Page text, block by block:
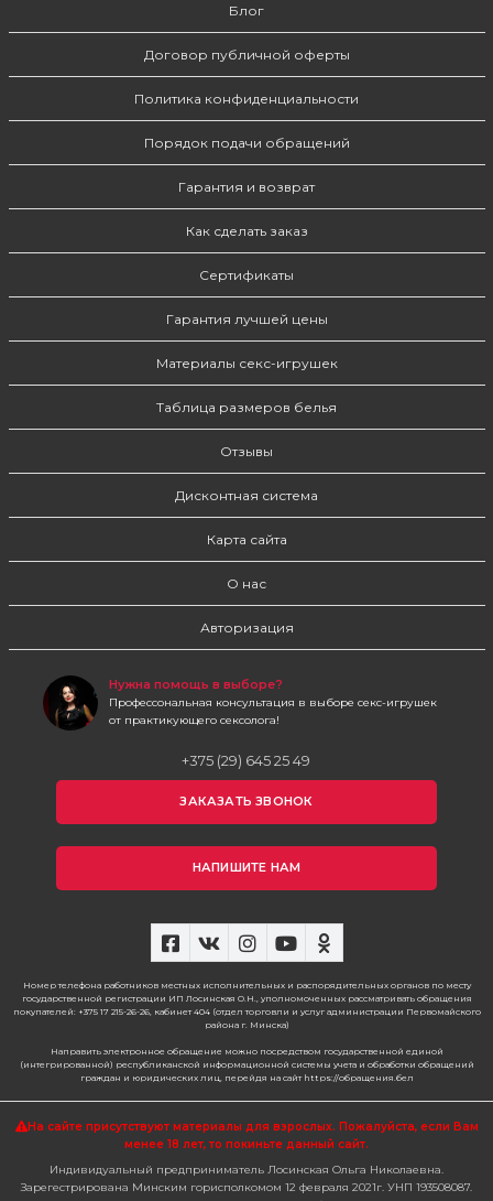
Блог
Договор публичной оферты
Политика конфиденциальности
Порядок подачи обращений
Гарантия и возврат
Как сделать заказ
Сертификаты
Гарантия лучшей цены
Материалы секс-игрушек
Таблица размеров белья
Отзывы
Дисконтная система
Карта сайта
О нас
Авторизация
Нужна помощь в выборе?
Профессональная консультация в выборе секс-игрушек
от практикующего сексолога!
+375 (29) 645 25 49
ЗАКАЗАТЬ ЗВОНОК
НАПИШИТЕ НАМ
Номер телефона работников местных исполнительных и распорядительных органов по месту
государственной регистрации ИП Лосинская О.Н., уполномоченных рассматривать обращения
покупателей: +375 17 215-26-26, кабинет 404 (отдел торговли и услуг администрации Первомайского
района г. Минска)
Направить электронное обращение можно посредством государственной единой
(интегрированной) республиканской информационной системы учета и обработки обращений
граждан и юридических лиц, перейдя на сайт https://обращения.бел
На сайте присутствуют материалы для взрослых. Пожалуйста, если Вам
менее 18 лет, то покиньте данный сайт.
Индивидуальный предприниматель Лосинская Ольга Николаевна.
Зарегестрирована Минским горисполкомом 12 февраля 2021г. УНП 193508087.